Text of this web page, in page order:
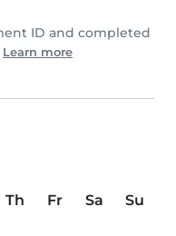
Learn more
Th Fr Sa
Su